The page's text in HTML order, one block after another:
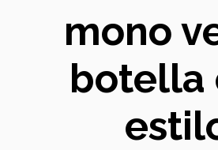
mono
botella